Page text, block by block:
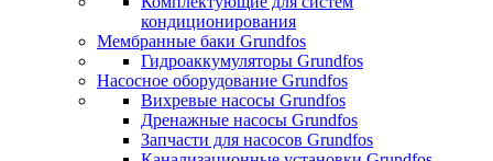
кондиционирования
Мембранные баки Grundfos
Гидроаккумуляторы Grundfos
Насосное оборудование Grundfos
Вихревые насосы Grundfos
Дренажные насосы Grundfos
Запчасти для насосов Grundfos